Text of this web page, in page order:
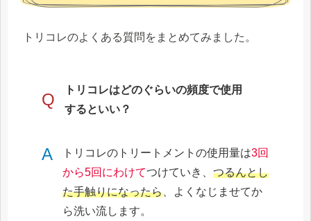
トリコレのよくある質問をまとめてみました。
Q
トリコレはどのぐらいの頻度で使用
するといい？
A ‎トリコレのトリートメントの使用量は3回
から5回にわけてつけていき、つるんとし
た手触りになったら 、よくなじませてか
ら洗い流します。